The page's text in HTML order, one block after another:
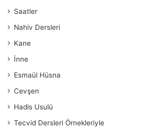
Saatler
Nahiv Dersleri
Kane
İnne
Esmaül Hüsna
Cevşen
Hadis Usulü
Tecvid Dersleri Örnekleriyle